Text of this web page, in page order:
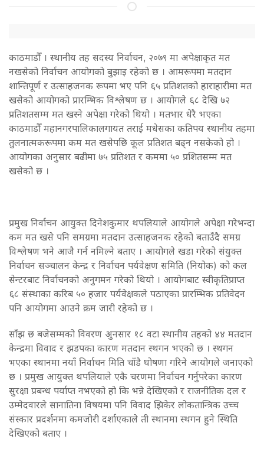
काठमाडौँ । स्थानीय तह सदस्य निर्वाचन, २०७९ मा अपेक्षाकृत मत
नखसेको निर्वाचन आयोगको बुझाइ रहेको छ । आमरूपमा मतदान
शान्तिपूर्ण र उत्साहजनक रूपमा भए पनि ६५ प्रतिशतको हाराहारीमा मत
खसेको आयोगको प्रारम्भिक विश्लेषण छ । आयोगले ६८ देखि ७२
प्रतिशतसम्म मत खस्ने अपेक्षा गरेको थियो । मतभार धेरै भएका
काठमाडौँ महानगरपालिकालगायत तराई मधेसका कतिपय स्थानीय तहमा
तुलनात्मकरूपमा कम मत खसेपछि कूल प्रतिशत बढ्न नसकेको हो ।
आयोगका अनुसार बढीमा ७५ प्रतिशत र कममा ५० प्रशितसम्म मत
खसेको छ ।
प्रमुख निर्वाचन आयुक्त दिनेशकुमार थपलियाले आयोगले अपेक्षा गरेभन्दा
कम मत खसे पनि समग्रमा मतदान उत्साहजनक रहेको बताउँदै समग्र
विश्लेषण भने आजै गर्न नमिल्ने बताए । आयोगले खडा गरेको संयुक्त
निर्वाचन सञ्चालन केन्द्र र निर्वाचन पर्यवेक्षण समिति (नियोक) को कल
सेन्टरबाट निर्वाचनको अनुगमन गरेको थियो । आयोगबाट स्वीकृतिप्राप्त
६८ संस्थाका करिब ५० हजार पर्यवेक्षकले पठाएका प्रारम्भिक प्रतिवेदन
पनि आयोगमा आउने क्रम जारी रहेको छ ।
साँझ छ बजेसम्मको विवरण अुनसार १८ वटा स्थानीय तहको ४४ मतदान
केन्द्रमा विवाद र झडपका कारण मतदान स्थगन भएको छ । स्थगन
भएका स्थानमा नयाँ निर्वाचन मिति चाँडै घोषणा गरिने आयोगले जनाएको
छ । प्रमुख आयुक्त थपलियाले एकै चरणमा निर्वाचन गर्नुपरेका कारण
सुरक्षा प्रबन्ध पर्याप्त नभएको हो कि भन्ने देखिएको र राजनीतिक दल र
उम्मेदवारले सानातिना विषयमा पनि विवाद झिकेर लोकतान्त्रिक उच्च
संस्कार प्रदर्शनमा कमजोरी दर्शाएकाले ती स्थानमा स्थगन हुने स्थिति
देखिएको बताए ।